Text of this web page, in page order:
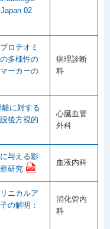
02
ロテオミ
多様性の
ーカーの
病理診断
科
に対する
後方視的
心臓血管
外科
与える影
研究
血液内科
ニカルア
の解明：
消化管内
科